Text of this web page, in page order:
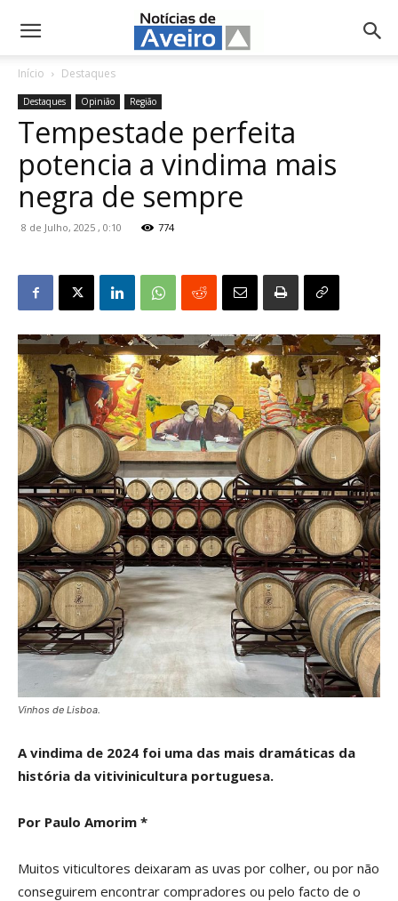
NotíciasdeAveiro.pt
Início Destaques
Destaques Opinião Região
Tempestade perfeita
potencia a vindima mais
negra de sempre
8 de Julho, 2025 , 0:10 774
Vinhos de Lisboa.
A vindima de 2024 foi uma das mais dramáticas da
história da vitivinicultura portuguesa.
Por Paulo Amorim *
Muitos viticultores deixaram as uvas por colher, ou por não
conseguirem encontrar compradores ou pelo facto de o